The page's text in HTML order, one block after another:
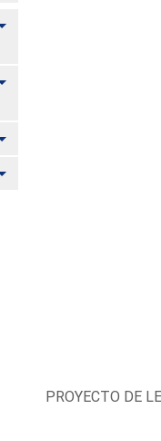
Alternar
Alternar
Alternar
Alternar
PROYECTO DE